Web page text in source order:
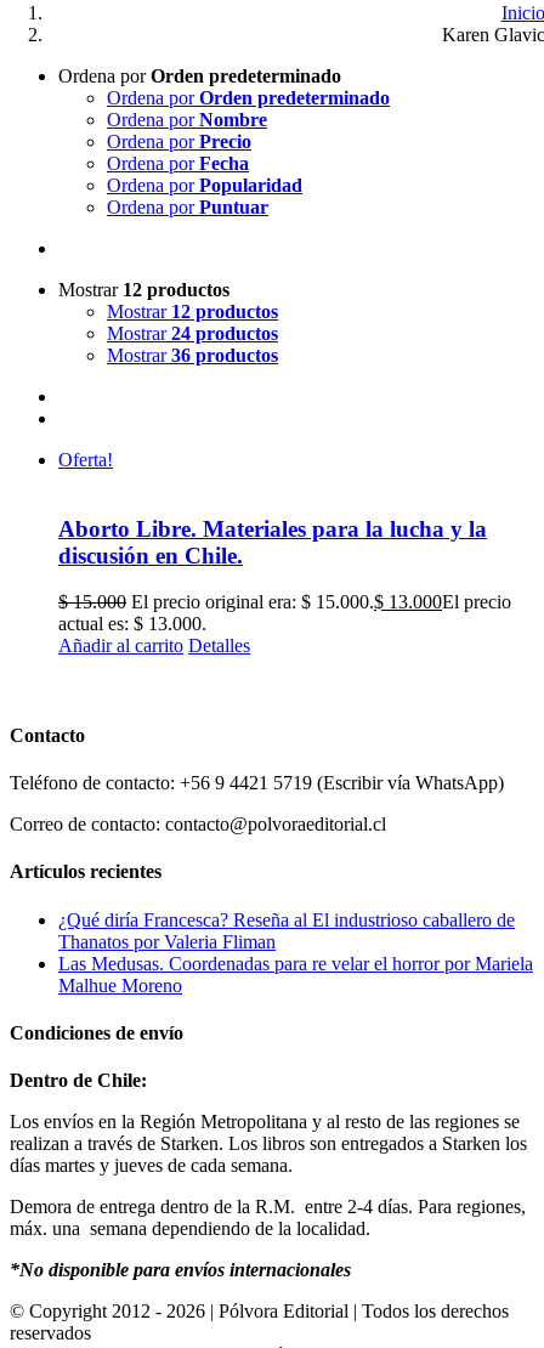
Inicio
Karen Glavic
Ordena porOrden predeterminado
Ordena porOrden predeterminado
Ordena porNombre
Ordena porPrecio
Ordena porFecha
Ordena porPopularidad
Ordena porPuntuar
Mostrar 12 productos
Mostrar 12 productos
Mostrar24 productos
Mostrar36 productos
Oferta!
Aborto Libre. Materiales para la lucha y la
discusión en Chile.
$15.000 El precio original era: $ 15.000.$ 13.000El precio
actual es: $ 13.000.
Añadir al carrito Detalles
Contacto
Teléfono de contacto: +56 9 4421 5719 (Escribir vía WhatsApp)
Correo de contacto: contacto@polvoraeditorial.cl
Artículos recientes
¿Qué diría Francesca? Reseña al El industrioso caballero de
Thanatos por Valeria Fliman
Las Medusas. Coordenadas para re velar el horror por Mariela
Malhue Moreno
Condiciones de envío
Dentro de Chile:
Los envíos en la Región Metropolitana y al resto de las regiones se
realizan a través de Starken. Los libros son entregados a Starken los
días martes y jueves de cada semana.
Demora de entrega dentro de la R.M. entre 2-4 días. Para regiones,
máx. una semana dependiendo de la localidad.
*No disponible para envíos internacionales
© Copyright 2012 - 2026 | Pólvora Editorial | Todos los derechos
reservados